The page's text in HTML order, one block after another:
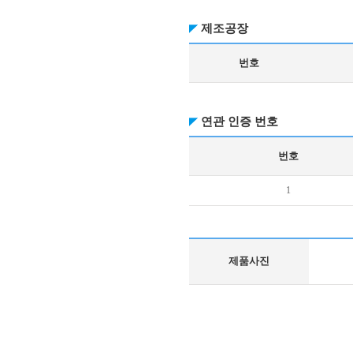
제조공장
번호
연관 인증 번호
번호
1
제품사진